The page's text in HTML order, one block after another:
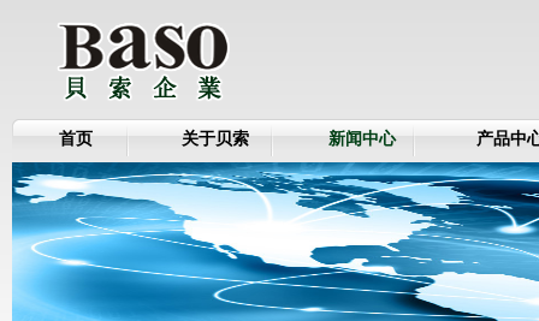
首页 关于贝索 新闻中心 产品中